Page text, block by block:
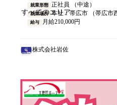
就業形態 正社員 （中途）
就業場所
給与 月給210,000円
株式会社岩佐